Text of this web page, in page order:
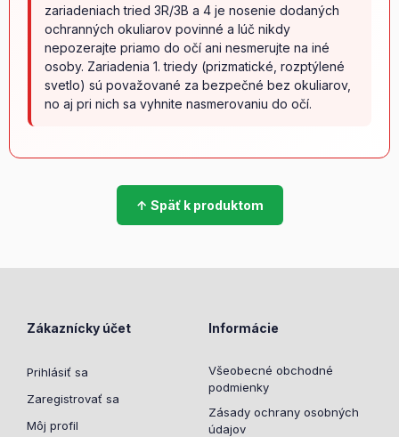
zariadeniach tried 3R/3B a 4 je nosenie dodaných
ochranných okuliarov povinné a lúč nikdy
nepozerajte priamo do očí ani nesmerujte na iné
osoby. Zariadenia 1. triedy (prizmatické, rozptýlené
svetlo) sú považované za bezpečné bez okuliarov,
no aj pri nich sa vyhnite nasmerovaniu do očí.
↑ Späť k produktom
Zákaznícky účet
Prihlásiť sa
Zaregistrovať sa
Môj profil
Informácie
Všeobecné obchodné
podmienky
Zásady ochrany osobných
údajov